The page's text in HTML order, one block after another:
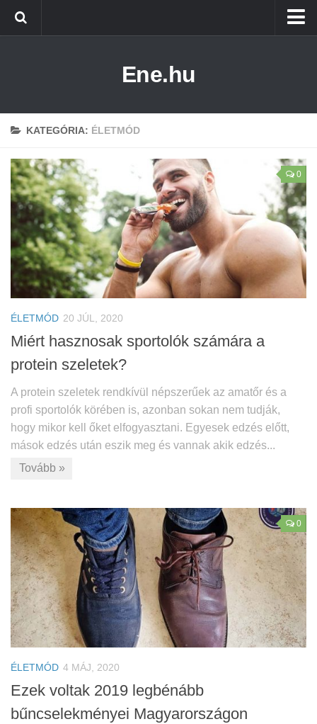
Életmód
Ene.hu
KATEGÓRIA: ÉLETMÓD
0
ÉLETMÓD 20 JÚL, 2020
Miért hasznosak sportolók számára a
protein szeletek?
A protein szeletek rendkívül népszerűek az amatőr és a
profi sportolók körében is, azonban sokan nem tudják,
hogy mikor kell őket elfogyasztani. Egyesek edzés előtt,
mások edzés után eszik meg és vannak akik edzés...
Tovább »
0
ÉLETMÓD 4 MÁJ, 2020
Ezek voltak 2019 legbénább
bűncselekményei Magyarországon